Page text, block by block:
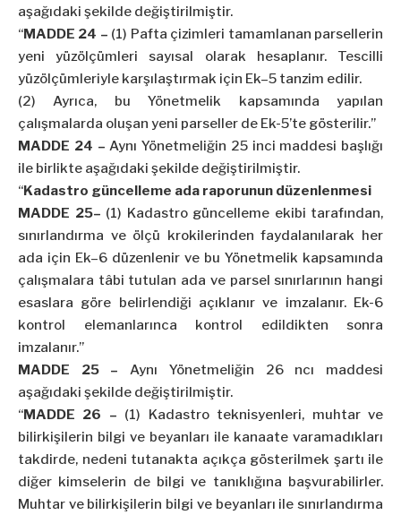
aşağıdaki şekilde değiştirilmiştir.
“MADDE 24 – (1) Pafta çizimleri tamamlanan parsellerin
yeni yüzölçümleri sayısal olarak hesaplanır. Tescilli
yüzölçümleriyle karşılaştırmak için Ek–5 tanzim edilir.
(2) Ayrıca, bu Yönetmelik kapsamında yapılan
çalışmalarda oluşan yeni parseller de Ek-5’te gösterilir.”
MADDE 24 –Aynı Yönetmeliğin 25 inci maddesi başlığı
ile birlikte aşağıdaki şekilde değiştirilmiştir.
“Kadastro güncelleme ada raporunun düzenlenmesi
MADDE 25– (1) Kadastro güncelleme ekibi tarafından,
sınırlandırma ve ölçü krokilerinden faydalanılarak her
ada için Ek–6 düzenlenir ve bu Yönetmelik kapsamında
çalışmalara tâbi tutulan ada ve parsel sınırlarının hangi
esaslara göre belirlendiği açıklanır ve imzalanır. Ek-6
kontrol elemanlarınca kontrol edildikten sonra
imzalanır.”
MADDE 25 –Aynı Yönetmeliğin 26 ncı maddesi
aşağıdaki şekilde değiştirilmiştir.
“MADDE 26 – (1) Kadastro teknisyenleri, muhtar ve
bilirkişilerin bilgi ve beyanları ile kanaate varamadıkları
takdirde, nedeni tutanakta açıkça gösterilmek şartı ile
diğer kimselerin de bilgi ve tanıklığına başvurabilirler.
Muhtar ve bilirkişilerin bilgi ve beyanları ile sınırlandırma